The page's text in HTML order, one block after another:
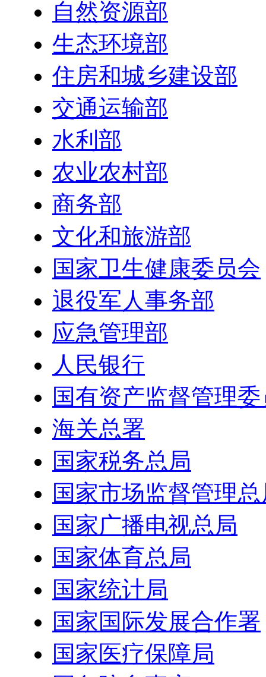
自然资源部
生态环境部
住房和城乡建设部
交通运输部
水利部
农业农村部
商务部
文化和旅游部
国家卫生健康委员会
退役军人事务部
应急管理部
人民银行
国有资产监督管理
海关总署
国家税务总局
国家市场监督管理
国家广播电视总局
国家体育总局
国家统计局
国家国际发展合作署
国家医疗保障局